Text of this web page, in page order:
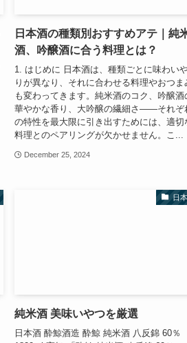
日本酒の種類別おすすめアテ｜純
酒、吟醸酒に合う料理とは？
1. はじめに 日本酒は、種類ごとに味わい
りが異なり、それに合わせる料理やおつま
も変わってきます。純米酒のコク、吟醸酒
華やかな香り、大吟醸の繊細さ——それぞ
の特性を最大限に引き出すためには、適切
料理とのペアリングが欠かせません。こ...
December 25, 2024
日
純米酒 美味いやつを厳選
日本酒 酔鯨酒造 酔鯨 純米酒 八反錦 60％